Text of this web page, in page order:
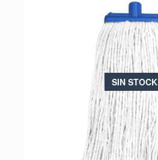
SIN STOCK